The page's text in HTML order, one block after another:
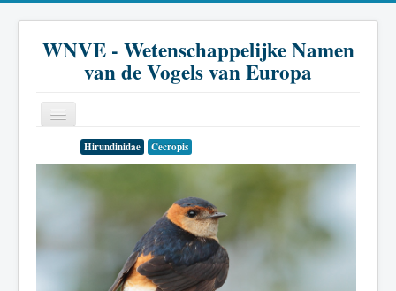
WNVE - Wetenschappelijke Namen
van de Vogels van Europa
Inleiding
Genus
Hirundinidae Cecropis